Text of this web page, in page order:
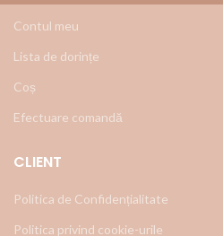
Contul meu
Lista de dorințe
Coș
Efectuare comandă
CLIENT
Politica de Confidențialitate
Politica privind cookie-urile